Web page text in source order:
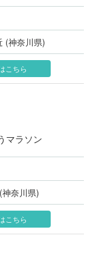
(神奈川県)
こちら
マラソン
奈川県)
こちら